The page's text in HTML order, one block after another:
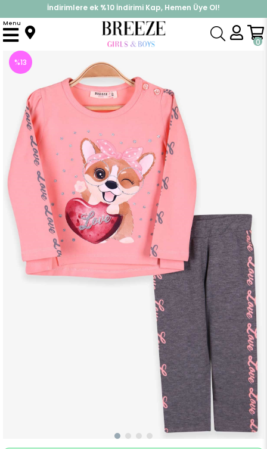
%30 Sepette Yaz İndirimi, Hemen Al!
İndirimlere ek %10 İndirimi Kap, Hemen Üye Ol!
0
Menu
Anasayfa Takımlar Tayt Takımı
%13